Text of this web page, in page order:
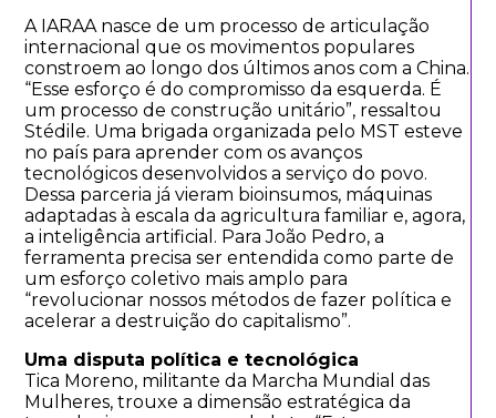
A IARAA nasce de um processo de articulação
internacional que os movimentos populares
constroem ao longo dos últimos anos com a China.
“Esse esforço é do compromisso da esquerda. É
um processo de construção unitário”, ressaltou
Stédile. Uma brigada organizada pelo MST esteve
no país para aprender com os avanços
tecnológicos desenvolvidos a serviço do povo.
Dessa parceria já vieram bioinsumos, máquinas
adaptadas à escala da agricultura familiar e, agora,
a inteligência artificial. Para João Pedro, a
ferramenta precisa ser entendida como parte de
um esforço coletivo mais amplo para
“revolucionar nossos métodos de fazer política e
acelerar a destruição do capitalismo”.
Uma disputa política e tecnológica
Tica Moreno, militante da Marcha Mundial das
Mulheres, trouxe a dimensão estratégica da